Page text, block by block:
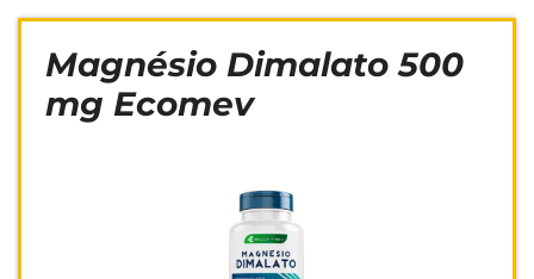
Magnésio Dimalato 500
mg Ecomev